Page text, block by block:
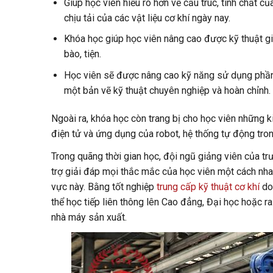
Giúp học viên hiểu rõ hơn về cấu trúc, tính chất
chịu tải của các vật liệu cơ khí ngày nay.
Khóa học giúp học viên nâng cao được kỹ thuật
bào, tiện.
Học viên sẽ được nâng cao kỹ năng sử dụng
một bản vẽ kỹ thuật chuyên nghiệp và hoàn chỉnh.
Ngoài ra, khóa học còn trang bị cho học viên những
điện tử và ứng dụng của robot, hệ thống tự động
Trong quãng thời gian học, đội ngũ giảng viên của
trợ giải đáp mọi thắc mắc của học viên một cách
vực này. Bằng tốt nghiệp trung cấp kỹ thuật cơ khído
thể học tiếp liên thông lên Cao đẳng, Đại học hoặc
nhà máy sản xuất.